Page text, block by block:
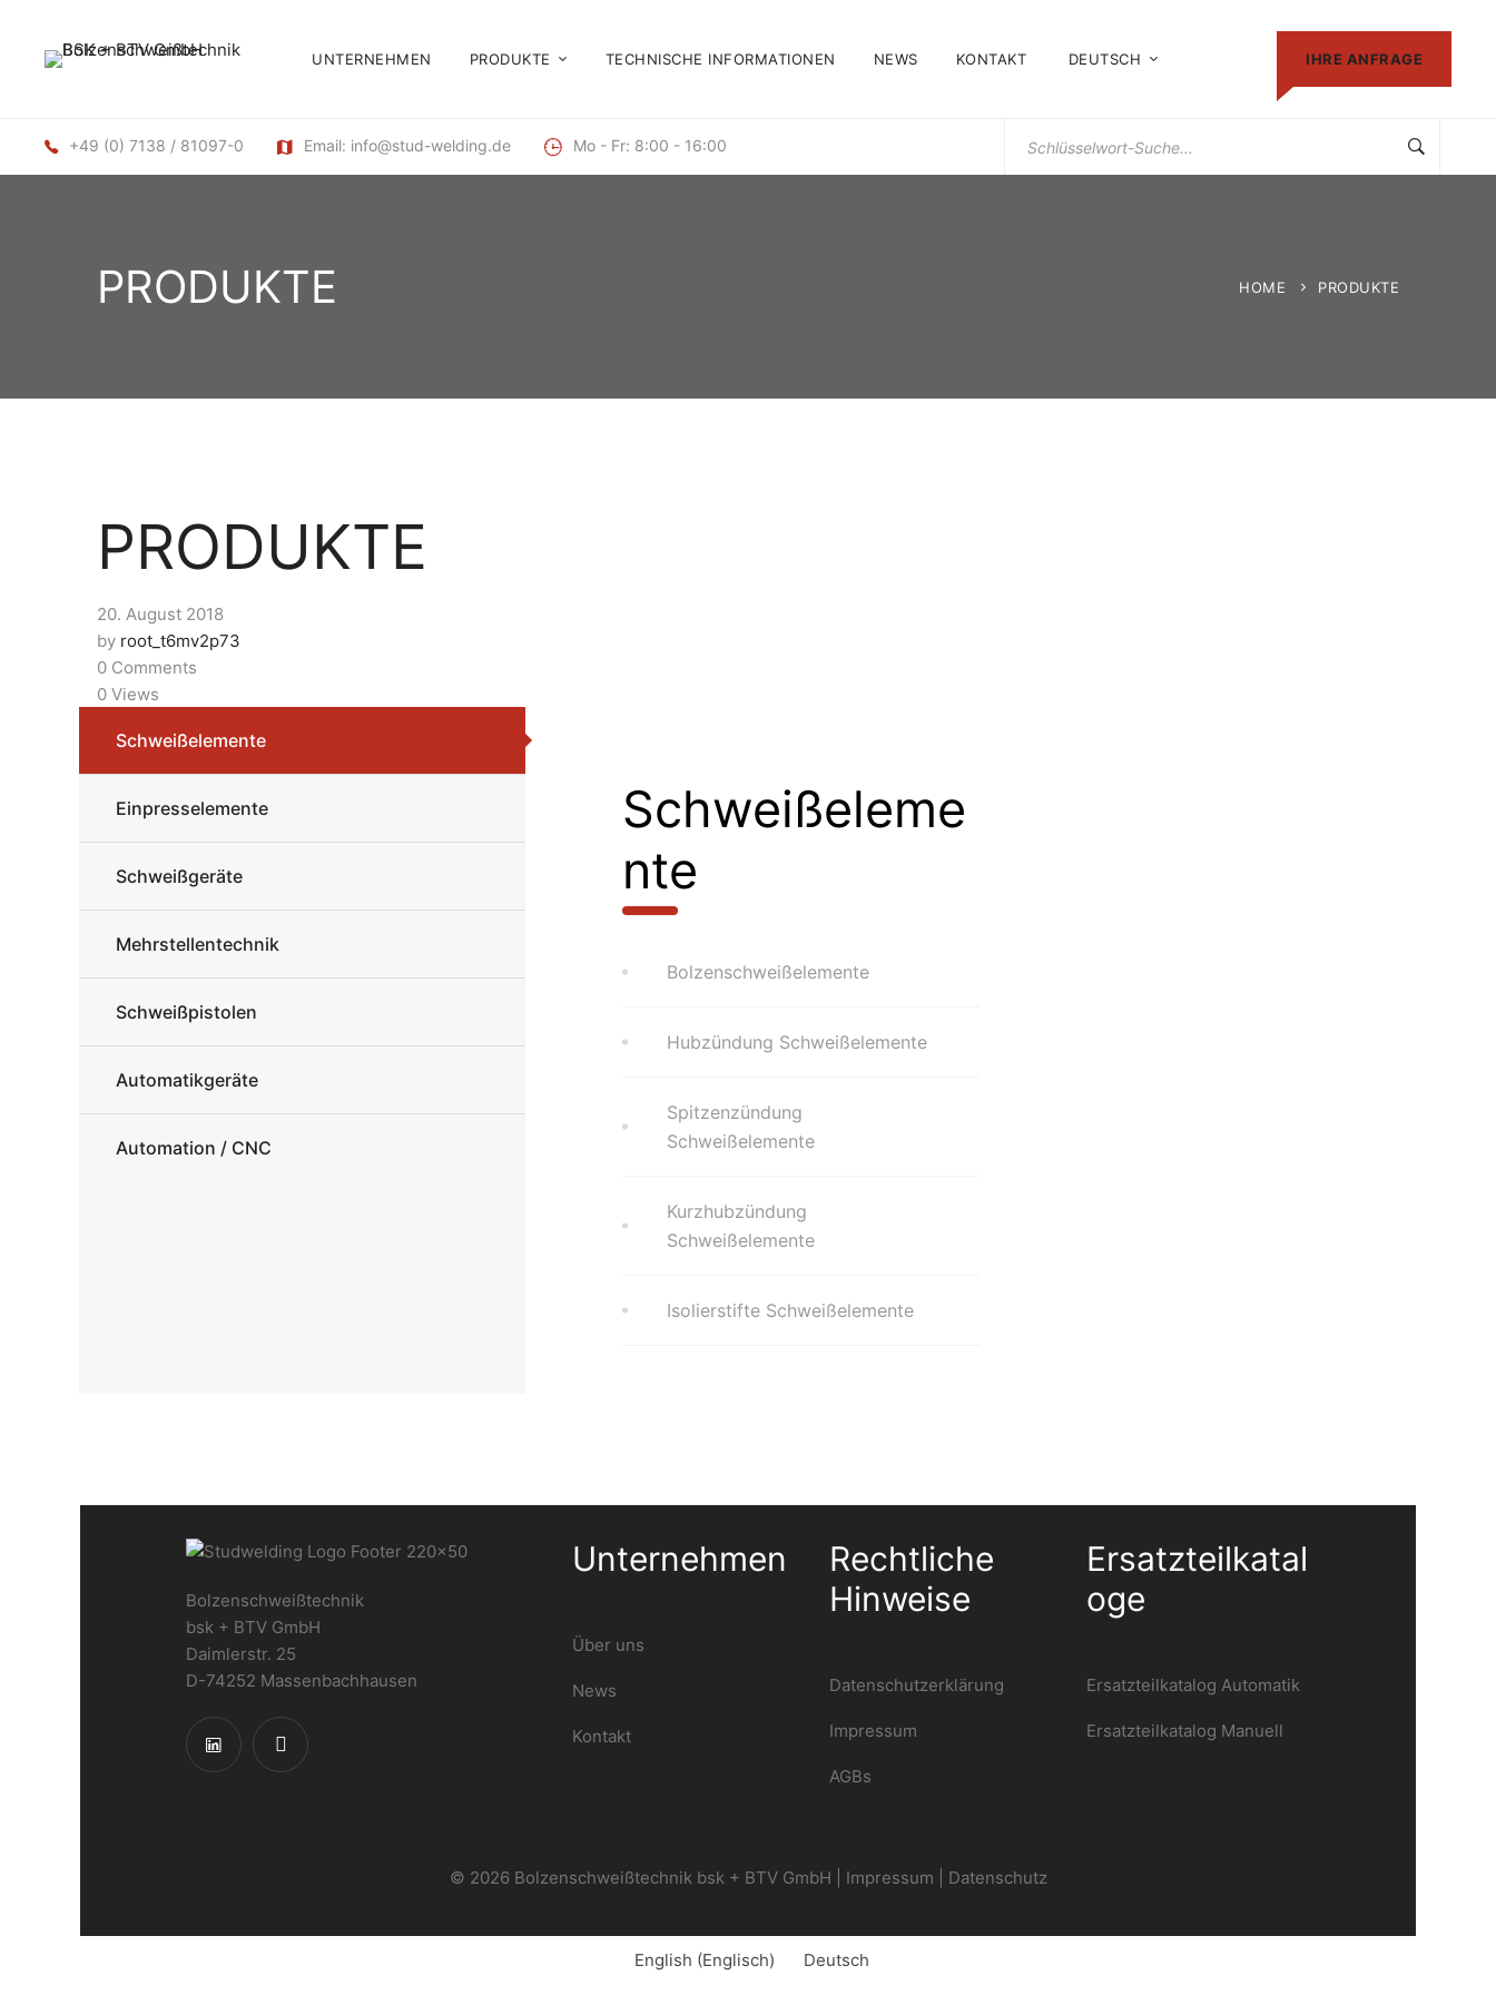
UNTERNEHMEN PRODUKTE TECHNISCHE INFORMATIONEN NEWS KONTAKT DEUTSCH IHRE ANFRAGE
+49 (0) 7138 / 81097-0 Email: info@stud-welding.de Mo - Fr: 8:00 - 16:00
Sie
PRODUKTE HOME PRODUKTE
PRODUKTE
20. August 2018
by root_t6mv2p73
0 Comments
0 Views
Schweißelemente
Einpresselemente
Schweißgeräte
Mehrstellentechnik
Schweißpistolen
Automatikgeräte
Automation / CNC
Schweißeleme
nte
Bolzenschweißelemente
Hubzündung Schweißelemente
Spitzenzündung
Schweißelemente
Kurzhubzündung
Schweißelemente
Isolierstifte Schweißelemente
Bolzenschweißtechnik
bsk + BTV GmbH
Daimlerstr. 25
D-74252 Massenbachhausen
Unternehmen
Über uns
News
Kontakt
Rechtliche
Hinweise
Datenschutzerklärung
Impressum
AGBs
Ersatzteilkatal
Oge
Ersatzteilkatalog Automatik
Ersatzteilkatalog Manuell
© 2026 Bolzenschweißtechnik bsk + BTV GmbH | Impressum Datenschutz
English (Englisch) Deutsch